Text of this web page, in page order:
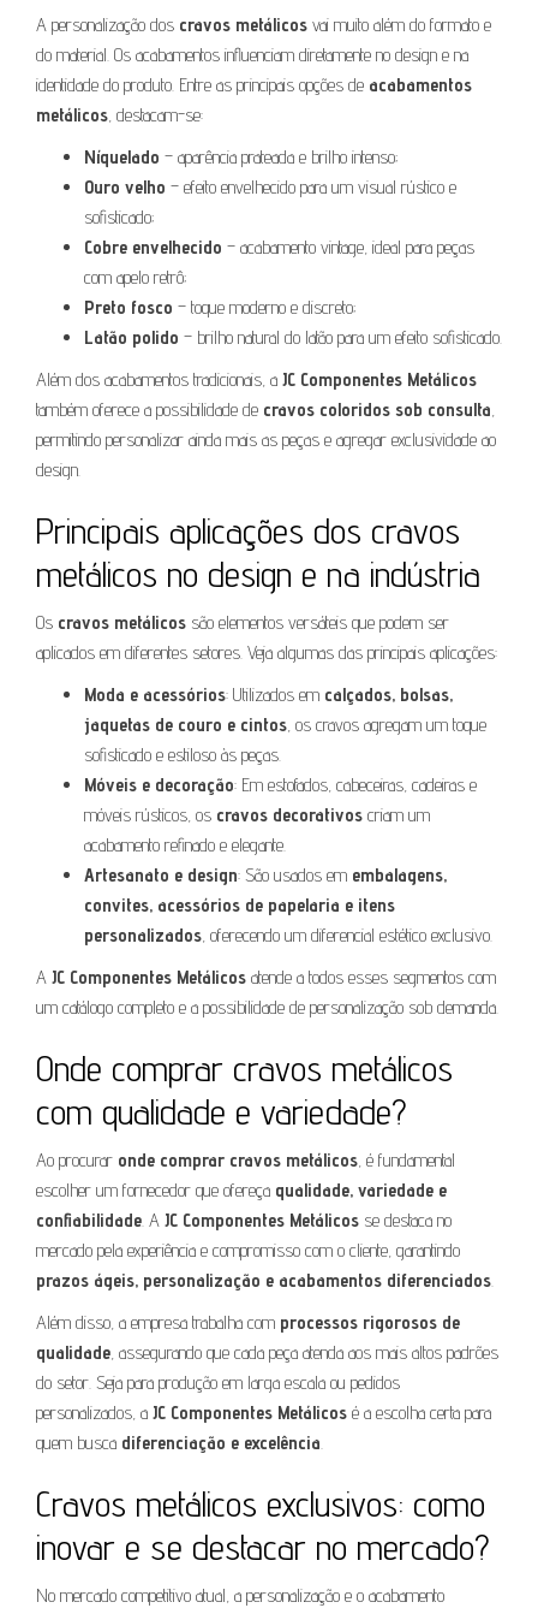
A personalização dos cravos metálicos vai muito além do formato e
do material. Os acabamentos influenciam diretamente no design e na
identidade do produto. Entre as principais opções de acabamentos
metálicos, destacam-se:
Níquelado – aparência prateada e brilho intenso;
Ouro velho – efeito envelhecido para um visual rústico e
sofisticado;
Cobre envelhecido – acabamento vintage, ideal para peças
com apelo retrô;
Preto fosco – toque moderno e discreto;
Latão polido – brilho natural do latão para um efeito sofisticado.
Além dos acabamentos tradicionais, a JC Componentes Metálicos
também oferece a possibilidade de cravos coloridos sob consulta,
permitindo personalizar ainda mais as peças e agregar exclusividade ao
design.
Principais aplicações dos cravos
metálicos no design e na indústria
Os cravos metálicos são elementos versáteis que podem ser
aplicados em diferentes setores. Veja algumas das principais aplicações:
Moda e acessórios: Utilizados em calçados, bolsas,
jaquetas de couro e cintos, os cravos agregam um toque
sofisticado e estiloso às peças.
Móveis e decoração: Em estofados, cabeceiras, cadeiras e
móveis rústicos, os cravos decorativos criam um
acabamento refinado e elegante.
Artesanato e design: São usados em embalagens,
convites, acessórios de papelaria e itens
personalizados, oferecendo um diferencial estético exclusivo.
A JC Componentes Metálicos atende a todos esses segmentos com
um catálogo completo e a possibilidade de personalização sob demanda.
Onde comprar cravos metálicos
com qualidade e variedade?
Ao procurar onde comprar cravos metálicos, é fundamental
escolher um fornecedor que ofereça qualidade, variedade e
confiabilidade. A JC Componentes Metálicos se destaca no
mercado pela experiência e compromisso com o cliente, garantindo
prazos ágeis, personalização e acabamentos diferenciados.
Além disso, a empresa trabalha com processos rigorosos de
qualidade, assegurando que cada peça atenda aos mais altos padrões
do setor. Seja para produção em larga escala ou pedidos
personalizados, a JC Componentes Metálicos é a escolha certa para
quem busca diferenciação e excelência.
Cravos metálicos exclusivos: como
inovar e se destacar no mercado?
No mercado competitivo atual, a personalização e o acabamento